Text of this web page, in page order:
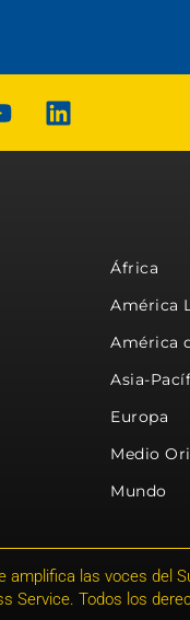
África
América
América
Asia-
Europa
Medio
Mundo
las voces del
Service. Todos los